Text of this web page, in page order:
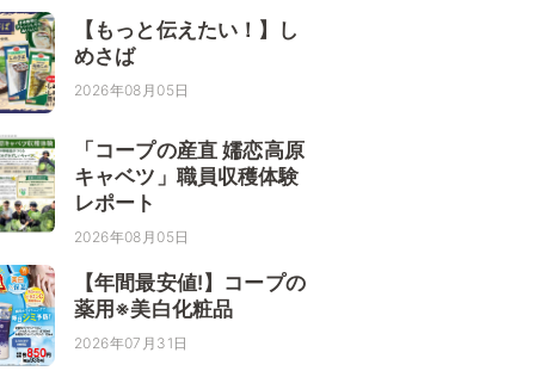
【もっと伝えたい！】し
めさば
2026年08月05日
「コープの産直 嬬恋高原
キャベツ」職員収穫体験
レポート
2026年08月05日
【年間最安値!】コープの
薬用※美白化粧品
2026年07月31日